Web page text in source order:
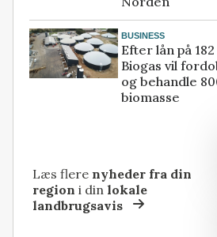
BUSINESS
Efter lån på
Biogas vil
og behandle
biomasse
Læs flere nyheder fra din
region i dinlokale
landbrugsavis